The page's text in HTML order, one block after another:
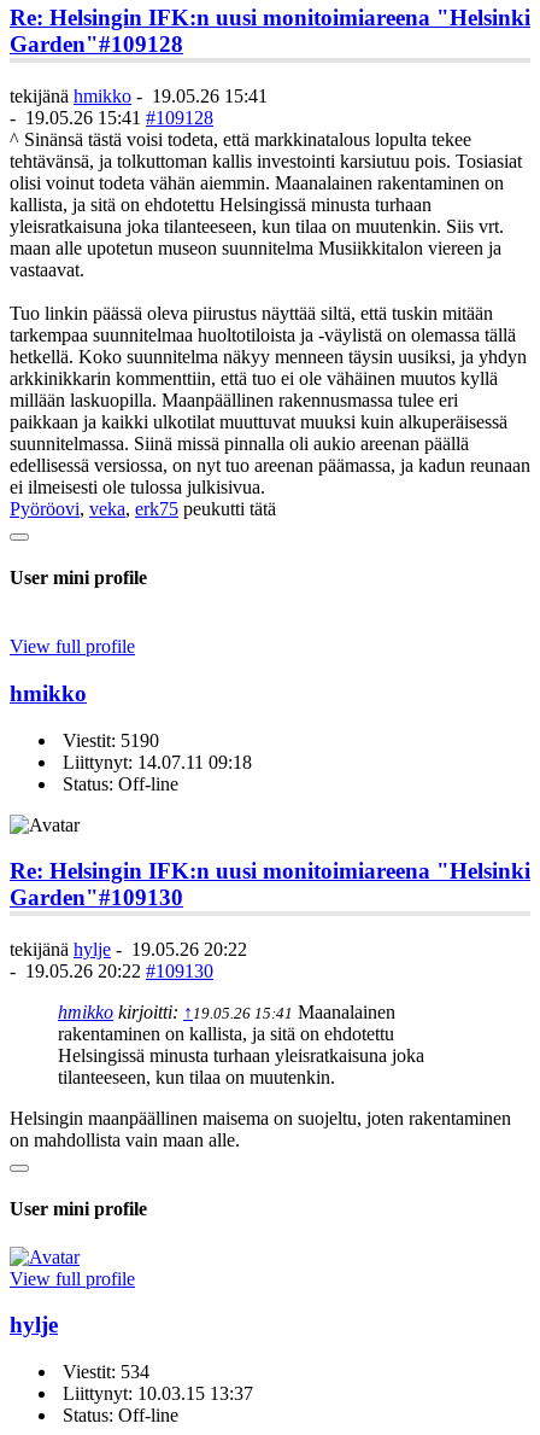
Re: Helsingin IFK:n uusi monitoimiareena "Helsinki
Garden"#109128
tekijänä hmikko - 19.05.26 15:41
- 19.05.26 15:41 #109128
^ Sinänsä tästä voisi todeta, että markkinatalous lopulta tekee
tehtävänsä, ja tolkuttoman kallis investointi karsiutuu pois. Tosiasiat
olisi voinut todeta vähän aiemmin. Maanalainen rakentaminen on
kallista, ja sitä on ehdotettu Helsingissä minusta turhaan
yleisratkaisuna joka tilanteeseen, kun tilaa on muutenkin. Siis vrt.
maan alle upotetun museon suunnitelma Musiikkitalon viereen ja
vastaavat.
Tuo linkin päässä oleva piirustus näyttää siltä, että tuskin mitään
tarkempaa suunnitelmaa huoltotiloista ja -väylistä on olemassa tällä
hetkellä. Koko suunnitelma näkyy menneen täysin uusiksi, ja yhdyn
arkkinikkarin kommenttiin, että tuo ei ole vähäinen muutos kyllä
millään laskuopilla. Maanpäällinen rakennusmassa tulee eri
paikkaan ja kaikki ulkotilat muuttuvat muuksi kuin alkuperäisessä
suunnitelmassa. Siinä missä pinnalla oli aukio areenan päällä
edellisessä versiossa, on nyt tuo areenan päämassa, ja kadun reunaan
ei ilmeisesti ole tulossa julkisivua.
Pyöröovi, veka, erk75 peukutti tätä
User mini profile
View full profile
hmikko
Viestit: 5190
Liittynyt: 14.07.11 09:18
Status: Off-line
Re: Helsingin IFK:n uusi monitoimiareena "Helsinki
Garden"#109130
tekijänä hylje - 19.05.26 20:22
- 19.05.26 20:22 #109130
hmikko kirjoitti: ↑19.05.26 15:41 Maanalainen
rakentaminen on kallista, ja sitä on ehdotettu
Helsingissä minusta turhaan yleisratkaisuna joka
tilanteeseen, kun tilaa on muutenkin.
Helsingin maanpäällinen maisema on suojeltu, joten rakentaminen
on mahdollista vain maan alle.
User mini profile
View full profile
hylje
Viestit: 534
Liittynyt: 10.03.15 13:37
Status: Off-line